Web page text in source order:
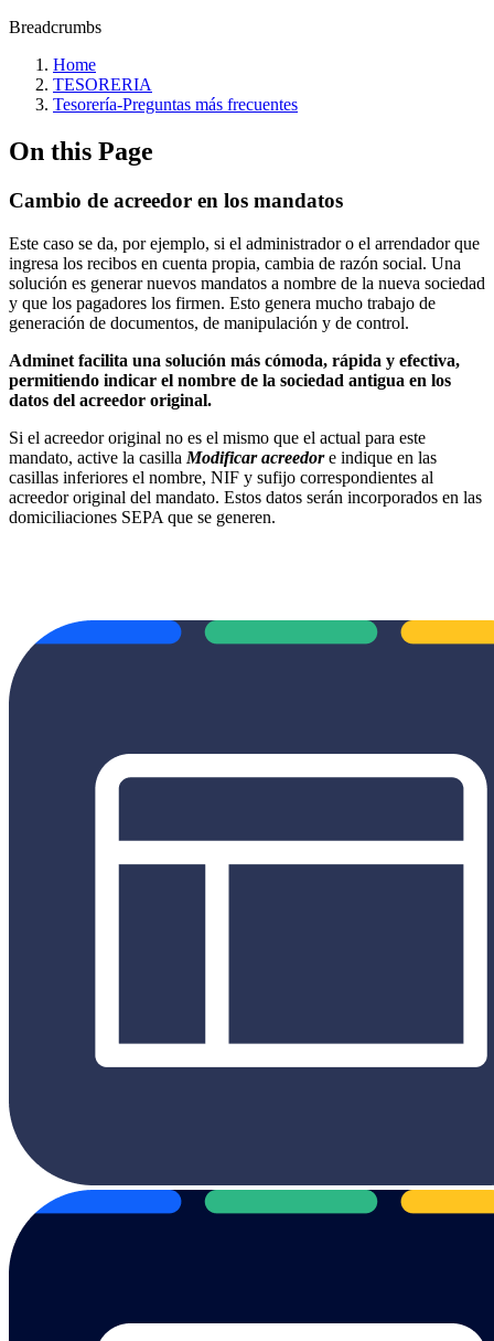
Breadcrumbs
Home
TESORERIA
Tesorería‎-‎Preguntas más frecuentes‎
On this Page
Cambio de acreedor en los mandatos
Este caso se da, por ejemplo, si el administrador o el arrendador que
ingresa los recibos en cuenta propia, cambia de razón social. Una
solución es generar nuevos mandatos a nombre de la nueva sociedad
y que los pagadores los firmen. Esto genera mucho trabajo de
generación de documentos, de manipulación y de control.
Adminet facilita una solución más cómoda, rápida y efectiva,
permitiendo indicar el nombre de la sociedad antigua en los
datos del acreedor original.
Si el acreedor original no es el mismo que el actual para este
mandato, active la casilla Modificar acreedore indique en las
casillas inferiores el nombre, NIF y sufijo correspondientes al
acreedor original del mandato. Estos datos serán incorporados en las
domiciliaciones SEPA que se generen.